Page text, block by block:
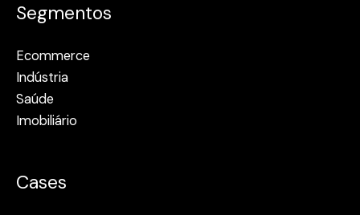
Segmentos
Ecommerce
Indústria
Saúde
Imobiliário
Cases